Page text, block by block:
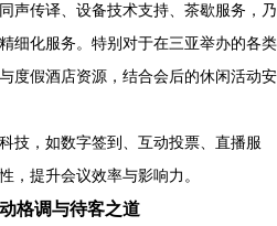
声传译、设备技术支持、茶歇服务，乃
细化服务。特别对于在三亚举办的各类
度假酒店资源，结合会后的休闲活动安
技，如数字签到、互动投票、直播服
，提升会议效率与影响力。
格调与待客之道